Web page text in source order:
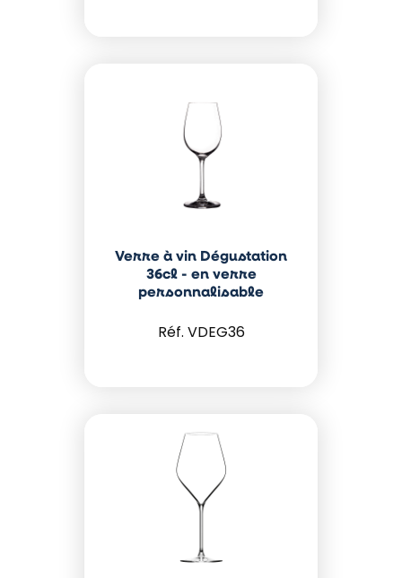
Verre à vin Dégustation
36cl - en verre
personnalisable
VDEG36